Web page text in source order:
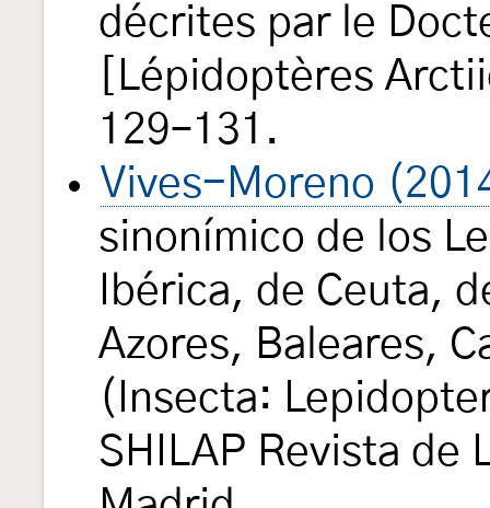
décrites par le
[Lépidoptères
129–131.
Vives-Moreno
sinonímico de los
Ibérica, de Ceuta,
Azores, Baleares,
(Insecta:
SHILAP Revista